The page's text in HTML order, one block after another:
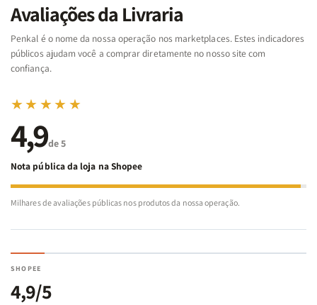
Bíblia
-
Penkal
da
Bíblia
-
Penkal
Avaliações da Livraria
Penkal é o nome da nossa operação nos marketplaces. Estes indicadores
públicos ajudam você a comprar diretamente no nosso site com
confiança.
★★★★★
4,9de 5
Nota pública da loja na Shopee
Milhares de avaliações públicas nos produtos da nossa operação.
SHOPEE
4,9/5